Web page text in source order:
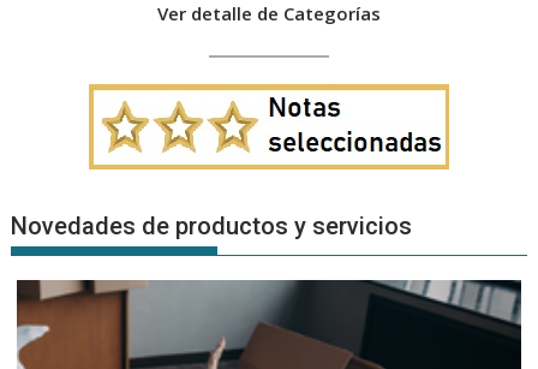
Ver detalle de Categorías
Novedades de productos y servicios